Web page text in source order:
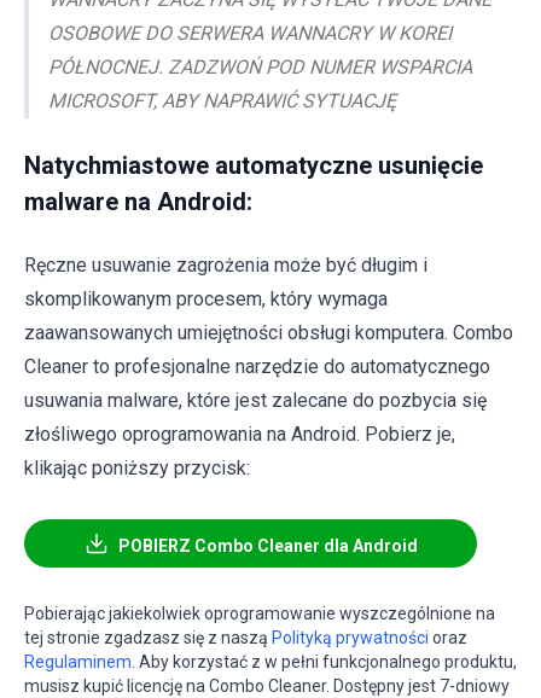
OSOBOWE DO SERWERA WANNACRY W KOREI
PÓŁNOCNEJ. ZADZWOŃ POD NUMER WSPARCIA
MICROSOFT, ABY NAPRAWIĆ SYTUACJĘ
Natychmiastowe automatyczne usunięcie
malware na Android:
Ręczne usuwanie zagrożenia może być długim i
skomplikowanym procesem, który wymaga
zaawansowanych umiejętności obsługi komputera. Combo
Cleaner to profesjonalne narzędzie do automatycznego
usuwania malware, które jest zalecane do pozbycia się
złośliwego oprogramowania na Android. Pobierz je,
klikając poniższy przycisk:
POBIERZ Combo Cleaner dla Android
Pobierając jakiekolwiek oprogramowanie wyszczególnione na
tej stronie zgadzasz się z naszą Polityką prywatności oraz
Regulaminem . Aby korzystać z w pełni funkcjonalnego produktu,
musisz kupić licencję na Combo Cleaner. Dostępny jest 7-dniowy